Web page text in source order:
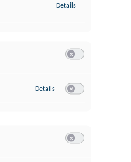
Details
Details zu Google Analytics